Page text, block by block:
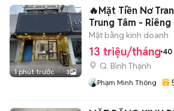
1 phút trước 3
🔥Mặt Tiền Nơ
Trung Tâm -
Mặt bằng kinh doanh
13 triệu/tháng 40
Q. Bình Thạnh
Phạm Minh Thông